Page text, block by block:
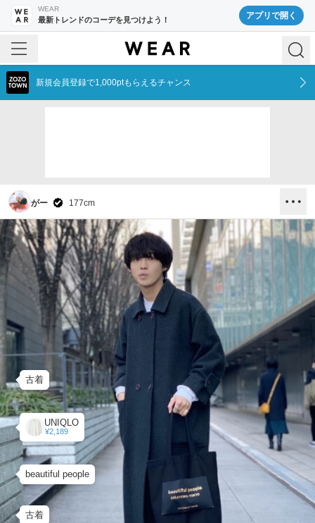
WEAR
最新トレンドのコーデを見つけよう！ アプリで開く
新規会員登録で1,000ptもらえるチャンス
がー 177cm
古着
UNIQLO
¥2,189
beautiful people
古着